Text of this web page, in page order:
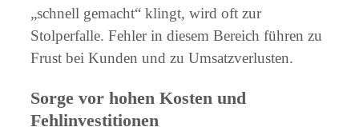
„schnell gemacht“ klingt, wird oft zur
Stolperfalle. Fehler in diesem Bereich führen zu
Frust bei Kunden und zu Umsatzverlusten.
Sorge vor hohen Kosten und
Fehlinvestitionen